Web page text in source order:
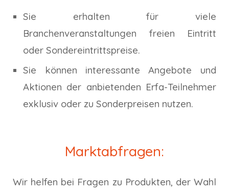
Sie erhalten für viele
Branchenveranstaltungen freien Eintritt
oder Sondereintrittspreise.
Sie können interessante Angebote und
Aktionen der anbietenden Erfa-Teilnehmer
exklusiv oder zu Sonderpreisen nutzen.
Marktabfragen:
Wir helfen bei Fragen zu Produkten, der Wahl